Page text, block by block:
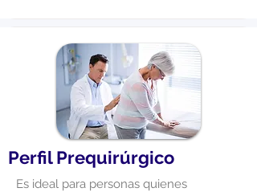
Perfil Prequirúrgico
Es ideal para personas quienes